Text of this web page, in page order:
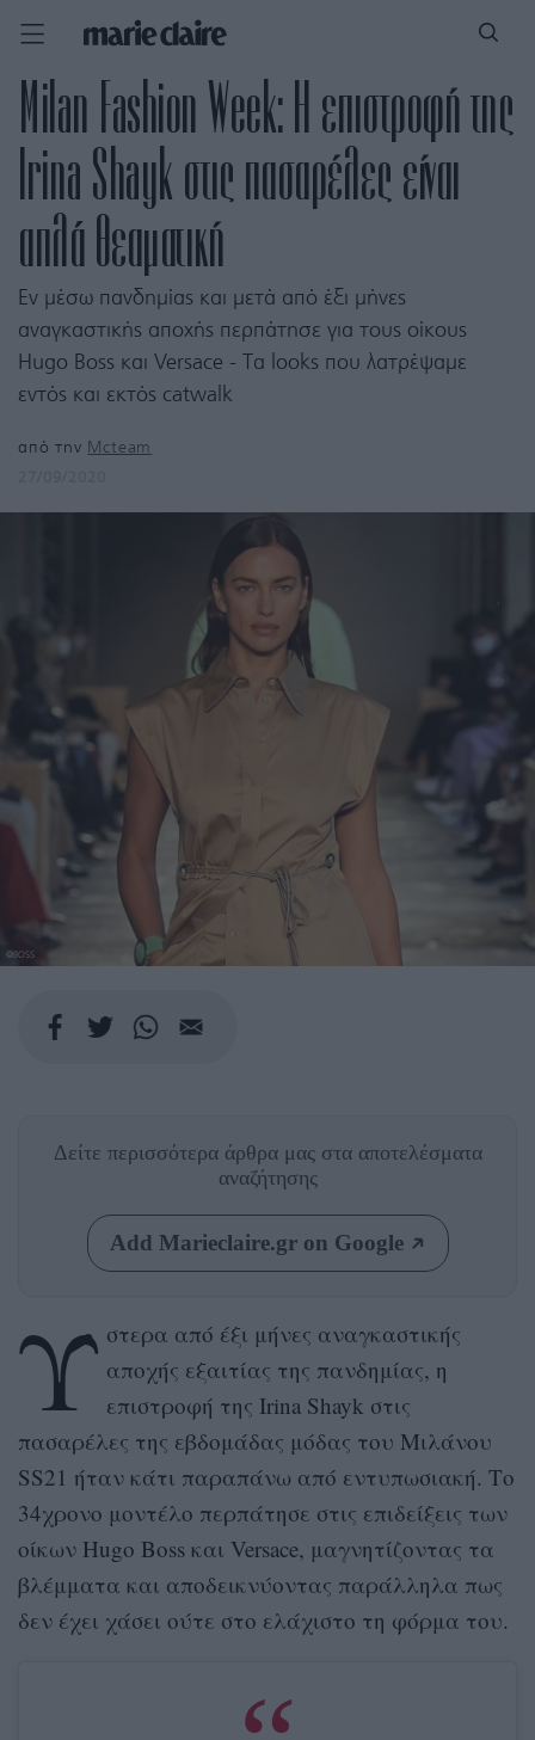
Milan Fashion Week: H επιστροφή της
Irina Shayk στις πασαρέλες είναι
απλά θεαματική
Εν μέσω πανδημίας και μετά από έξι μήνες
αναγκαστικής αποχής περπάτησε για τους οίκους
Hugo Boss και Versace - Tα looks που λατρέψαμε
εντός και εκτός catwalk
από την Mcteam
@BOSS
Δείτε περισσότερα άρθρα μας στα αποτελέσματα
αναζήτησης
Add Marieclaire.gr on Google
Ύ στερα από έξι μήνες αναγκαστικής
αποχής εξαιτίας της πανδημίας, η
επιστροφή της Irina Shayk στις
πασαρέλες της εβδομάδας μόδας του Μιλάνου
SS21 ήταν κάτι παραπάνω από εντυπωσιακή. Το
34χρονο μοντέλο περπάτησε στις επιδείξεις των
οίκων Hugo Boss και Versace, μαγνητίζοντας τα
βλέμματα και αποδεικνύοντας παράλληλα πως
δεν έχει χάσει ούτε στο ελάχιστο τη φόρμα του.